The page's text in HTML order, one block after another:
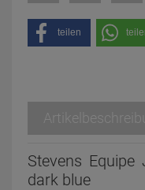
teilen
Stevens
dark blue